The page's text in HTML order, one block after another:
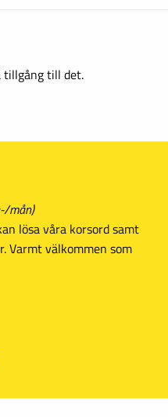
tillgång till det.
mån)
lösa våra korsord samt
Varmt välkommen som